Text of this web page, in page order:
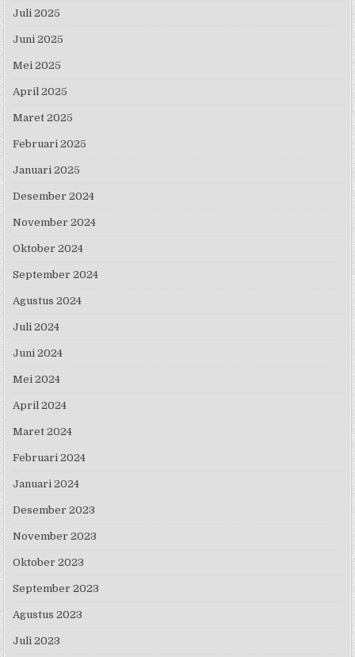
Juli 2025
Juni 2025
Mei 2025
April 2025
Maret 2025
Februari 2025
Januari 2025
Desember 2024
November 2024
Oktober 2024
September 2024
Agustus 2024
Juli 2024
Juni 2024
Mei 2024
April 2024
Maret 2024
Februari 2024
Januari 2024
Desember 2023
November 2023
Oktober 2023
September 2023
Agustus 2023
Juli 2023